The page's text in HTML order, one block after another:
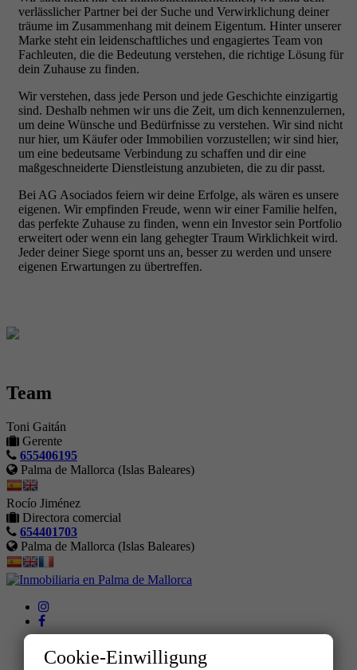
verlässlicher Partner bei der Suche und Verwirklichung deiner
träume im Zusammenhang mit deinem Eigentum. Hinter unserer
Marke steht ein leidenschaftliches und engagiertes Team von
Fachleuten, die die Bedeutung verstehen, die richtige Lösung für
dein Zuhause zu finden.
Wir verstehen, dass jede Person und jede Geschichte einzigartig
sind. Deshalb nehmen wir uns die Zeit, um dich kennenzulernen,
um deine Wünsche und Bedürfnisse zu verstehen. Wir sind nicht
nur hier, um Käufer oder Immobilien vorzustellen; wir sind hier,
um eine bedeutsame Verbindung zu schaffen und dir eine
maßgeschneiderte Dienstleistung anzubieten, die zu dir passt.
Bei AG Asociados feiern wir deine Erfolge, als wären es unsere
eigenen. Wir empfinden Freude, wenn wir einer Familie helfen,
das perfekte Zuhause zu finden, wenn ein Investor sein Portfolio
erweitert oder wenn ein lang gehegter Traum Wirklichkeit wird.
Jeder deiner Siege spornt uns an, besser zu werden und unsere
eigenen Erwartungen zu übertreffen.
Team
Toni Gaitán
Gerente
655406195
Palma de Mallorca (Islas Baleares)
Rocío Jiménez
Directora comercial
654401703
Palma de Mallorca (Islas Baleares)
Cookie-Einwilligung